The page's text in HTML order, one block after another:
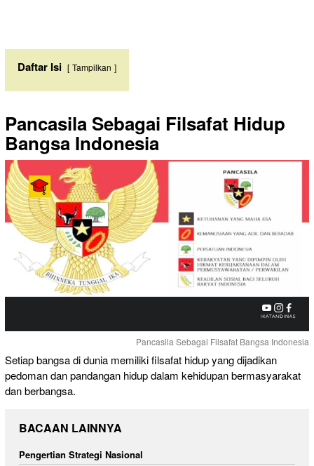
Daftar Isi Tampilkan
Pancasila Sebagai Filsafat Hidup
Bangsa Indonesia
Pancasila Sebagai Filsafat Bangsa Indonesia
Setiap bangsa di dunia memiliki filsafat hidup yang dijadikan
pedoman dan pandangan hidup dalam kehidupan bermasyarakat
dan berbangsa.
BACAAN LAINNYA
Pengertian Strategi Nasional